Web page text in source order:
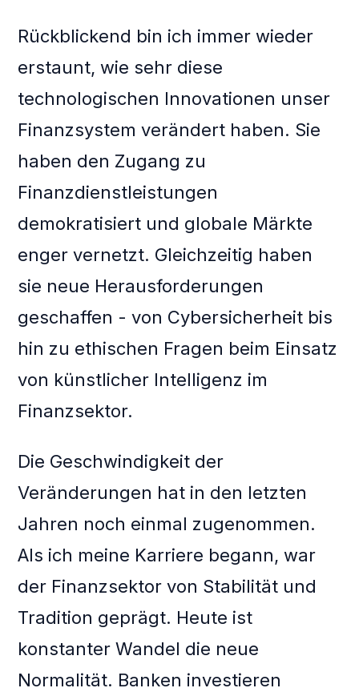
Rückblickend bin ich immer wieder
erstaunt, wie sehr diese
technologischen Innovationen unser
Finanzsystem verändert haben. Sie
haben den Zugang zu
Finanzdienstleistungen
demokratisiert und globale Märkte
enger vernetzt. Gleichzeitig haben
sie neue Herausforderungen
geschaffen - von Cybersicherheit bis
hin zu ethischen Fragen beim Einsatz
von künstlicher Intelligenz im
Finanzsektor.
Die Geschwindigkeit der
Veränderungen hat in den letzten
Jahren noch einmal zugenommen.
Als ich meine Karriere begann, war
der Finanzsektor von Stabilität und
Tradition geprägt. Heute ist
konstanter Wandel die neue
Normalität. Banken investieren